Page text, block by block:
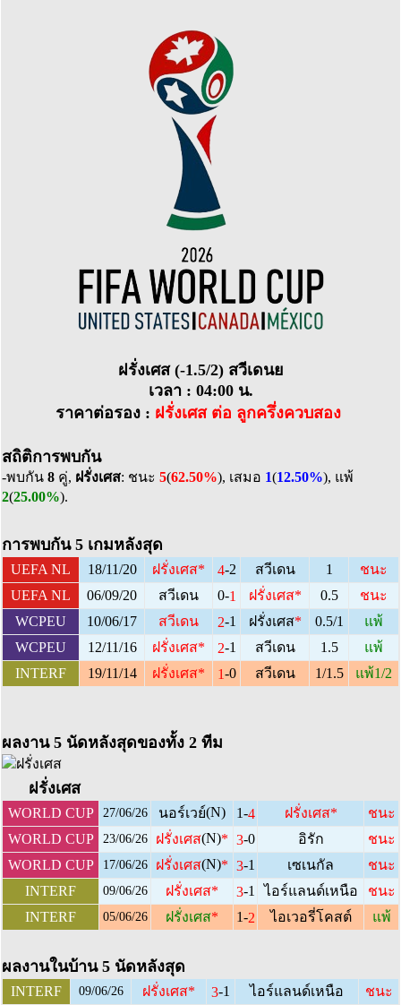
ฝรั่งเศส (-1.5/2) สวีเดนย
เวลา : 04:00 น.
ราคาต่อรอง : ฝรั่งเศส ต่อ ลูกครึ่งควบสอง
สถิติการพบกัน
-พบกัน 8 คู่, ฝรั่งเศส: ชนะ 5(62.50%), เสมอ 1(12.50%), แพ้
2(25.00%).
การพบกัน 5 เกมหลังสุด
UEFA NL 18/11/20 ฝรั่งเศส* 4-2 สวีเดน 1
ชนะ
UEFA NL
06/09/20 สวีเดน 0-1 ฝรั่งเศส* 0.5
ชนะ
WCPEU
10/06/17 สวีเดน 2-1 ฝรั่งเศส* 0.5/1
แพ้
WCPEU
12/11/16 ฝรั่งเศส* 2-1 สวีเดน 1.5
แพ้
INTERF
19/11/14 ฝรั่งเศส* 1-0 สวีเดน 1/1.5 แพ้1/2
ผลงาน 5 นัดหลังสุดของทั้ง 2 ทีม
ฝรั่งเศส
WORLD CUP 27/06/26 นอร์เวย์(N) 1-4 ฝรั่งเศส*
ชนะ
WORLD CUP
23/06/26 ฝรั่งเศส(N)* 3-0 อิรัก
ชนะ
WORLD CUP
17/06/26 ฝรั่งเศส(N)* 3-1 เซเนกัล
ชนะ
INTERF
09/06/26 ฝรั่งเศส* 3-1 ไอร์แลนด์เหนือ
ชนะ
INTERF
05/06/26 ฝรั่งเศส* 1-2 ไอเวอรี่โคสต์ แพ้
ผลงานในบ้าน 5 นัดหลังสุด
INTERF 09/06/26 ฝรั่งเศส* 3-1 ไอร์แลนด์เหนือ ชนะ